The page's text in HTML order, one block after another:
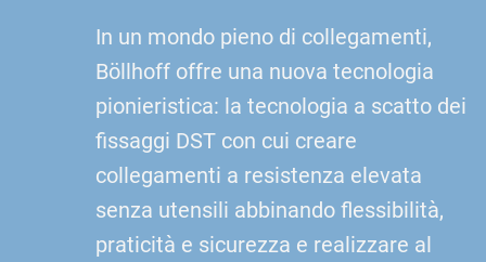
In un mondo pieno di collegamenti,
Böllhoff offre una nuova tecnologia
pionieristica: la tecnologia a scatto dei
fissaggi DST con cui creare
collegamenti a resistenza elevata
senza utensili abbinando flessibilità,
praticità e sicurezza e realizzare al